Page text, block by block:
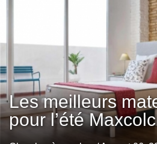
Les meilleurs
pour l’été